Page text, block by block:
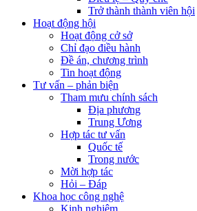
Trở thành thành viên hội
Hoạt động hội
Hoạt động cở sở
Chỉ đạo điều hành
Đề án, chương trình
Tin hoạt động
Tư vấn – phản biện
Tham mưu chính sách
Địa phương
Trung Ương
Hợp tác tư vấn
Quốc tế
Trong nước
Mời hợp tác
Hỏi – Đáp
Khoa học công nghệ
Kinh nghiệm